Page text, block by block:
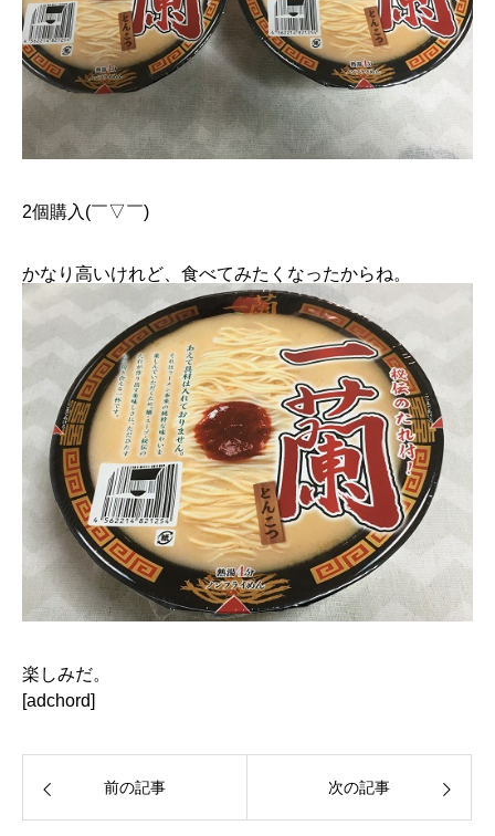
2個購入(￣▽￣)
かなり高いけれど、食べてみたくなったからね。
楽しみだ。
[adchord]
前の記事 次の記事